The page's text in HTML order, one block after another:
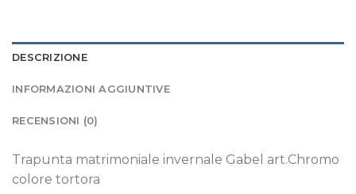
DESCRIZIONE
INFORMAZIONI AGGIUNTIVE
RECENSIONI (0)
Trapunta matrimoniale invernale Gabel art.Chromo
colore tortora